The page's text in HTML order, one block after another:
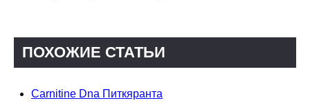
ПОХОЖИЕ СТАТЬИ
Carnitine Dna Питкяранта